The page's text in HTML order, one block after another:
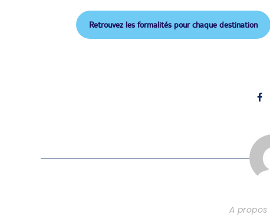
Retrouvez les formalités pour chaque destination
A